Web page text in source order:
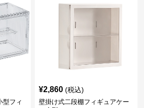
型フィ
¥2,860 (税込)
壁掛け式二段棚フィギュアケー